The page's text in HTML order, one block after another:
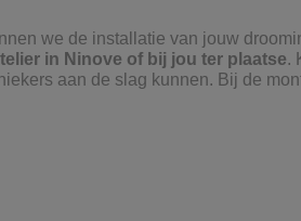
we de installatie van jouw
in Ninove of bij jou ter plaatse.
aan de slag kunnen. Bij de